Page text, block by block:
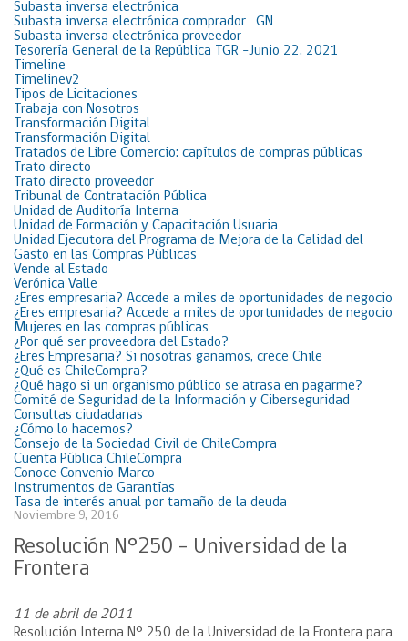
Subasta inversa electrónica
Subasta inversa electrónica comprador_GN
Subasta inversa electrónica proveedor
Tesorería General de la República TGR -Junio 22, 2021
Timeline
Timelinev2
Tipos de Licitaciones
Trabaja con Nosotros
Transformación Digital
Transformación Digital
Tratados de Libre Comercio: capítulos de compras públicas
Trato directo
Trato directo proveedor
Tribunal de Contratación Pública
Unidad de Auditoría Interna
Unidad de Formación y Capacitación Usuaria
Unidad Ejecutora del Programa de Mejora de la Calidad del
Gasto en las Compras Públicas
Vende al Estado
Verónica Valle
¿Eres empresaria? Accede a miles de oportunidades de negocio
¿Eres empresaria? Accede a miles de oportunidades de negocio
Mujeres en las compras públicas
¿Por qué ser proveedora del Estado?
¿Eres Empresaria? Si nosotras ganamos, crece Chile
¿Qué es ChileCompra?
¿Qué hago si un organismo público se atrasa en pagarme?
Comité de Seguridad de la Información y Ciberseguridad
Consultas ciudadanas
¿Cómo lo hacemos?
Consejo de la Sociedad Civil de ChileCompra
Cuenta Pública ChileCompra
Conoce Convenio Marco
Instrumentos de Garantías
Tasa de interés anual por tamaño de la deuda
Noviembre 9, 2016
Resolución N°250 – Universidad de la
Frontera
11 de abril de 2011
Resolución Interna N° 250 de la Universidad de la Frontera para